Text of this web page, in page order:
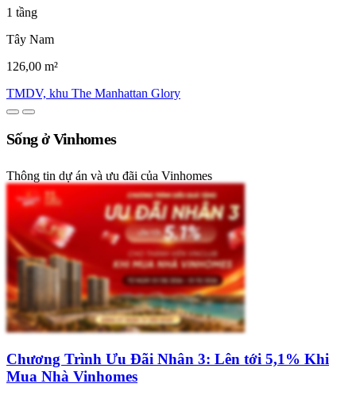
1 tầng
Tây Nam
126,00 m²
TMDV, khu The Manhattan Glory
Sống ở Vinhomes
Thông tin dự án và ưu đãi của Vinhomes
Chương Trình Ưu Đãi Nhân 3: Lên tới 5,1% Khi
Mua Nhà Vinhomes